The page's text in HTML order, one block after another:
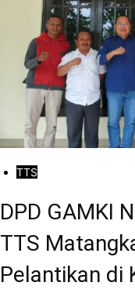
TTS
DPD GAMKI
TTS
Pelantikan di